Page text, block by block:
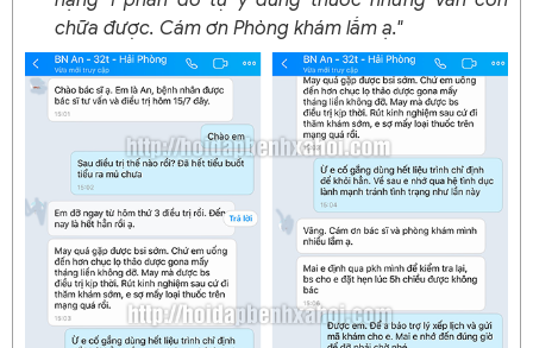
chữa được. Cám ơn Phòng khám lắm ạ."